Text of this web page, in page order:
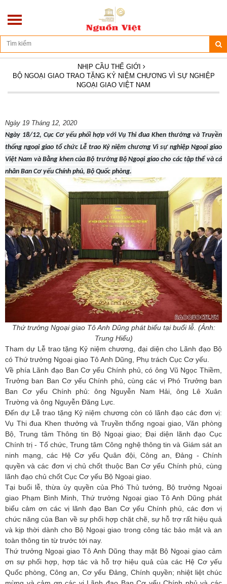
Địa chỉ: Số 270/10D - Hoàng Hoa Thám - Ba Đình - Hà Nội
NHỊP CẦU THẾ GIỚI
BỘ NGOẠI GIAO TRAO TẶNG KỶ NIỆM CHƯƠNG VÌ SỰ NGHIỆP
NGOẠI GIAO VIỆT NAM
Ngày 19 Tháng 12, 2020
Ngày 18/12, Cục Cơ yếu phối hợp với Vụ Thi đua Khen thưởng và Truyền
thống ngoại giao tổ chức Lễ trao Kỷ niệm chương Vì sự nghiệp Ngoại giao
Việt Nam và Bằng khen của Bộ trưởng Bộ Ngoại giao cho các tập thể và cá
nhân Ban Cơ yếu Chính phủ, Bộ Quốc phòng.
Thứ trưởng Ngoại giao Tô Anh Dũng phát biểu tại buổi lễ. (Ảnh:
Trung Hiếu)
Tham dự Lễ trao tặng Kỷ niệm chương, đại diện cho Lãnh đạo Bộ
có Thứ trưởng Ngoại giao Tô Anh Dũng, Phụ trách Cục Cơ yếu.
Về phía Lãnh đạo Ban Cơ yếu Chính phủ, có ông Vũ Ngọc Thiềm,
Trưởng ban Ban Cơ yếu Chính phủ, cùng các vị Phó Trưởng ban
Ban Cơ yếu Chính phủ: ông Nguyễn Nam Hải, ông Lê Xuân
Trường và ông Nguyễn Đăng Lực.
Đến dự Lễ trao tặng Kỷ niệm chương còn có lãnh đạo các đơn vị:
Vụ Thi đua Khen thưởng và Truyền thống ngoại giao, Văn phòng
Bộ, Trung tâm Thông tin Bộ Ngoại giao; Đại diện lãnh đạo Cục
Chính trị - Tổ chức, Trung tâm Công nghệ thông tin và Giám sát an
ninh mạng, các Hệ Cơ yếu Quân đội, Công an, Đảng - Chính
quyền và các đơn vị chủ chốt thuộc Ban Cơ yếu Chính phủ, cùng
lãnh đạo chủ chốt Cục Cơ yếu Bộ Ngoại giao.
Tại buổi lễ, thừa ủy quyền của Phó Thủ tướng, Bộ trưởng Ngoại
giao Phạm Bình Minh, Thứ trưởng Ngoại giao Tô Anh Dũng phát
biểu cảm ơn các vị lãnh đạo Ban Cơ yếu Chính phủ, các đơn vị
chức năng của Ban về sự phối hợp chặt chẽ, sự hỗ trợ rất hiệu quả
và kịp thời dành cho Bộ Ngoại giao trong công tác bảo mật và an
toàn thông tin từ trước tới nay.
Thứ trưởng Ngoại giao Tô Anh Dũng thay mặt Bộ Ngoại giao cảm
ơn sự phối hợp, hợp tác và hỗ trợ hiệu quả của các Hệ Cơ yếu
Quốc phòng, Công an, Cơ yếu Đảng, Chính quyền; nhiệt liệt chúc